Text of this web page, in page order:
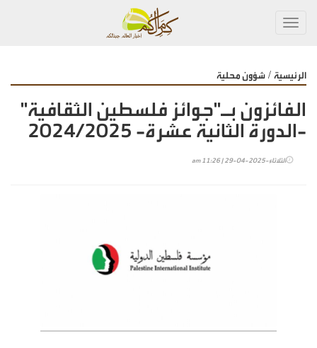
الرئيسية / شؤون محلية
الفائزون بـ"جوائز فلسطين الثقافية"
-الدورة الثانية عشرة- 2024/2025
الثلاثاء-2025-04-29 | 11:26 am